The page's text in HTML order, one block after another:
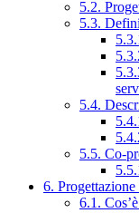
5.2.
5.3.
5.4.
5.5. Co-
6.
6.1.